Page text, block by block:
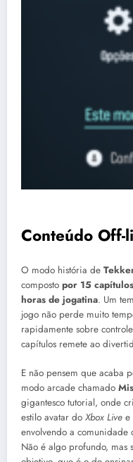
Conteúdo Off-
O modo história de
composto por 15
horas de jogatina. Um
jogo não perde muito
rapidamente sobre
capítulos remete ao
E não pensem que acaba
modo arcade chamado
gigantesco tutorial, onde
estilo avatar do Xbox Live e
envolvendo a comunidade
Não é algo profundo, mas